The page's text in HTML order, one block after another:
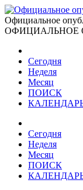
Официальное
ОФИЦИАЛЬНОЕ
Сегодня
Неделя
Месяц
ПОИСК
Сегодня
Неделя
Месяц
ПОИСК